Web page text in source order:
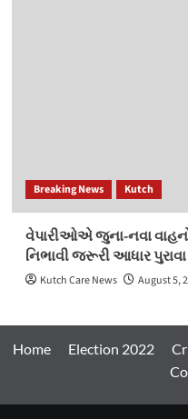
Breaking News Kutch
વેપારીઓએ જુના-નવા
નિભાવી જરૂરી આધાર
Kutch Care News August 5,
Home Election 2022